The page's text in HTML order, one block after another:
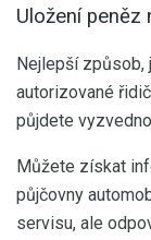
Uložení peněz
Nejlepší způsob,
autorizované
půjdete
Můžete získat
půjčovny
servisu, ale